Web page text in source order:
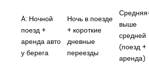
A: Ночной
поезд +
аренда авто
у берега
Ночь в поезде
+ короткие
дневные
переезды
выше
средней
(поезд +
аренда)